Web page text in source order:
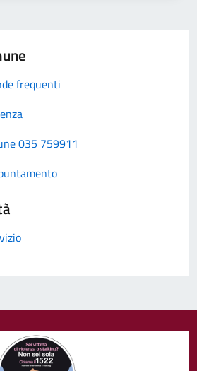
frequenti
035 759911